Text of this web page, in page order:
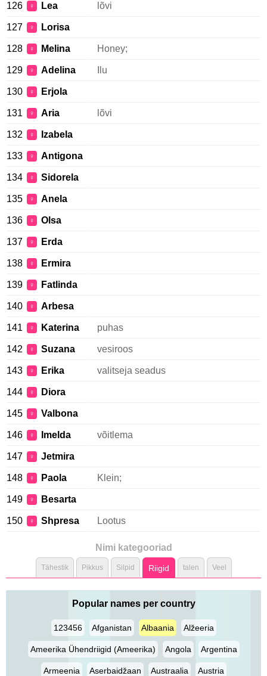
126 ♀ Lea lõvi
127 ♀ Lorisa
128 ♀ Melina Honey;
129 ♀ Adelina Ilu
130 ♀ Erjola
131 ♀ Aria lõvi
132 ♀ Izabela
133 ♀ Antigona
134 ♀ Sidorela
135 ♀ Anela
136 ♀ Olsa
137 ♀ Erda
138 ♀ Ermira
139 ♀ Fatlinda
140 ♀ Arbesa
141 ♀ Katerina puhas
142 ♀ Suzana vesiroos
143 ♀ Erika valitseja seadus
144 ♀ Diora
145 ♀ Valbona
146 ♀ Imelda võitlema
147 ♀ Jetmira
148 ♀ Paola Klein;
149 ♀ Besarta
150 ♀ Shpresa Lootus
Nimi kategooriad
Tähestik Pikkus Silpid Riigid talen Veel
Popular names per country
123456 Afganistan Albaania Alžeeria
Ameerika Ühendriigid (Ameerika) Angola Argentina
Armeenia Aserbaidžaan Austraalia Austria